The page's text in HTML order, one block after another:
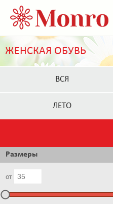
ЖЕНСКАЯ ОБУВЬ
ВСЯ
ЛЕТО
Размеры
от